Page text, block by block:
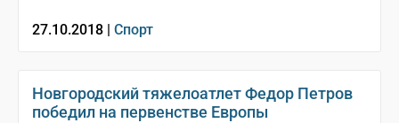
27.10.2018 | Спорт
Новгородский тяжелоатлет Федор Петров
победил на первенстве Европы